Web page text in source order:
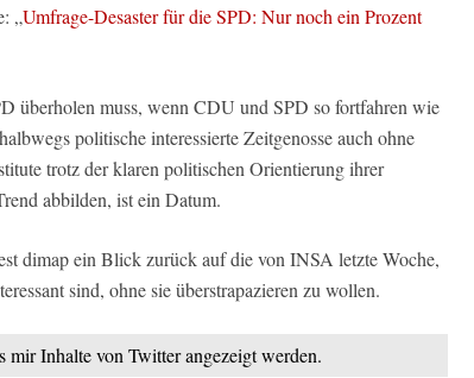
„Umfrage-Desaster für die SPD: Nur noch ein Prozent
überholen muss, wenn CDU und SPD so fortfahren wie
politische interessierte Zeitgenosse auch ohne
trotz der klaren politischen Orientierung ihrer
abbilden, ist ein Datum.
dimap ein Blick zurück auf die von INSA letzte Woche,
sind, ohne sie überstrapazieren zu wollen.
mir Inhalte von Twitter angezeigt werden.